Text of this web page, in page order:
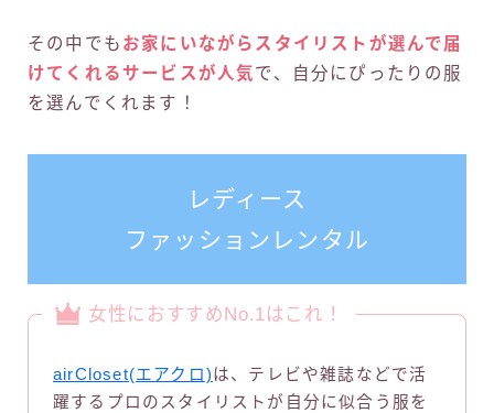
その中でも お家にいながらスタイリストが選んで届
けてくれるサービスが人気で、自分にぴったりの服
を選んでくれます！
レディース
ファッションレンタル
女性におすすめNo.1はこれ！
airCloset(エアクロ)は、テレビや雑誌などで活
躍するプロのスタイリストが自分に似合う服を